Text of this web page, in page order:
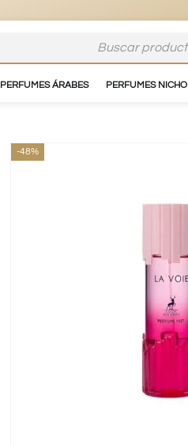
PERFUMES ÁRABES PERFUMES NICHO
-48%